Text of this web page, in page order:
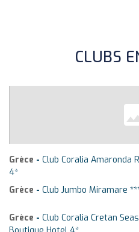
CLUBS
Grèce - Club Coralia Amaronda
4*
Grèce - Club Jumbo Miramare
Grèce - Club Coralia Cretan